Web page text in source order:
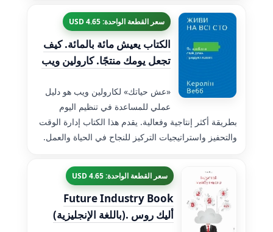
سعر القطعة الواحدة: 4.65 USD
الكتاب يعيش مائة بالمائة. كيف
تجعل يومك منتجًا. كارولين ويب
«عش حياتك» لكارولين ويب هو دليل
عملي للمساعدة في تنظيم اليوم
بطريقة أكثر إنتاجية وفعالية. يقدم هذا الكتاب إدارة الوقت
والتحفيز واستراتيجيات التركيز للنجاح في الحياة والعمل.
سعر القطعة الواحدة: 4.65 USD
Future Industry Book
(باللغة الإنجليزية). أليك روس